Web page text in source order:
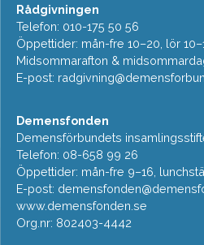
Rådgivningen
Telefon: 010-175 50 56
Öppettider: mån-fre 10–20, lör
Midsommarafton &
E-post:
Demensfonden
Demensförbundets
Telefon: 08-658 99 26
Öppettider: mån-fre 9–16,
E-post:
www.demensfonden.se
Org.nr: 802403-4442